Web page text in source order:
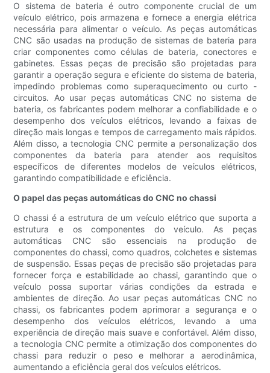
O sistema de bateria é outro componente crucial de um
veículo elétrico, pois armazena e fornece a energia elétrica
necessária para alimentar o veículo. As peças automáticas
CNC são usadas na produção de sistemas de bateria para
criar componentes como células de bateria, conectores e
gabinetes. Essas peças de precisão são projetadas para
garantir a operação segura e eficiente do sistema de bateria,
impedindo problemas como superaquecimento ou curto -
circuitos. Ao usar peças automáticas CNC no sistema de
bateria, os fabricantes podem melhorar a confiabilidade e o
desempenho dos veículos elétricos, levando a faixas de
direção mais longas e tempos de carregamento mais rápidos.
Além disso, a tecnologia CNC permite a personalização dos
componentes da bateria para atender aos requisitos
específicos de diferentes modelos de veículos elétricos,
garantindo compatibilidade e eficiência.
O papel das peças automáticas do CNC no chassi
O chassi é a estrutura de um veículo elétrico que suporta a
estrutura e os componentes do veículo. As peças
automáticas CNC são essenciais na produção de
componentes do chassi, como quadros, colchetes e sistemas
de suspensão. Essas peças de precisão são projetadas para
fornecer força e estabilidade ao chassi, garantindo que o
veículo possa suportar várias condições da estrada e
ambientes de direção. Ao usar peças automáticas CNC no
chassi, os fabricantes podem aprimorar a segurança e o
desempenho dos veículos elétricos, levando a uma
experiência de direção mais suave e confortável. Além disso,
a tecnologia CNC permite a otimização dos componentes do
chassi para reduzir o peso e melhorar a aerodinâmica,
aumentando a eficiência geral dos veículos elétricos.